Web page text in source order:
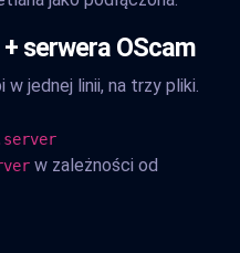
serwera OScam
jednej linii, na trzy pliki.
w zależności od